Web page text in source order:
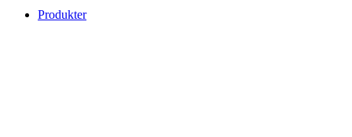
Produkter